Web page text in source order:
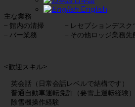
English
主な業務
– 館内の清掃 – レセプションデスク
– バー業務 – その他ロッジ業務先
<歓迎スキル>
英会話（日常会話レベルで結構です）
普通自動車運転免許（要雪上運転経験）
除雪機操作経験